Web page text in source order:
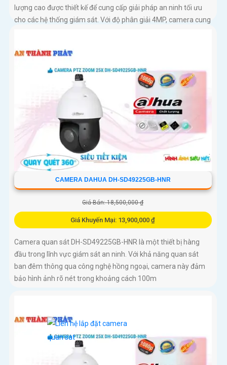
lượng cao được thiết kế để cung cấp giải pháp an ninh tối ưu
cho các hệ thống giám sát. Với độ phân giải 4MP, camera cung
CAMERA DAHUA DH-SD49225GB-HNR
Giá Bán: 18,500,000 ₫
Giá Khuyến Mại: 13,900,000 ₫
Camera quan sát DH-SD49225GB-HNR là một thiết bị hàng
đầu trong lĩnh vực giám sát an ninh. Với khả năng quan sát
ban đêm thông qua công nghệ hồng ngoại, camera này đảm
bảo hình ảnh rõ nét trong khoảng cách 100m